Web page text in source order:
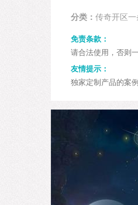
分类： 传奇开区
免责条款：
请合法使用，否则
友情提示：
独家定制产品的案